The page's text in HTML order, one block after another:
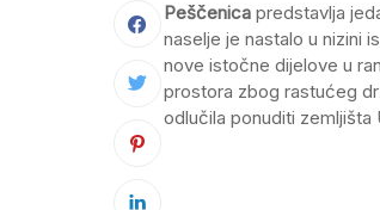
Peščenica predstavlja
naselje je nastalo u nizini
nove istočne dijelove u
prostora zbog rastućeg
odlučila ponuditi zemljišta